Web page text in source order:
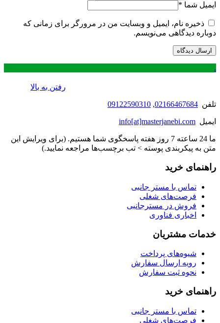
ایمیل شما *
ذخیره نام، ایمیل و وبسایت من در مرورگر برای زمانی که
دوباره دیدگاهی می‌نویسم.
.
رفتن به بالا
تلفن 02166467684
,
09122590310
ایمیل info[at]masterjanebi.com
ما 24 ساعته 7 روز هفته پاسخگوی شما هستیم. (برای ویرایش این
متن به پیکربندی پوسته > تب برچسب‌ها مراجعه نمایید.)
راهنمای خرید
تماس با مستر جانبی
فرصت‌های شغلی
فروش در مسترجانبی
اخباری فناوری
خدمات مشتریان
شیوه‌های پرداخت
رویه ارسال سفارش
نحوه ثبت سفارش
راهنمای خرید
تماس با مستر جانبی
فرصت‌های شغلی